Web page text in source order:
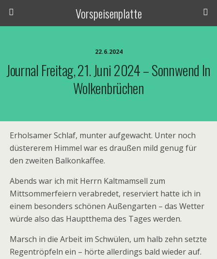
Vorspeisenplatte
22.6.2024
Journal Freitag, 21. Juni 2024 – Sonnwend In
Wolkenbrüchen
Erholsamer Schlaf, munter aufgewacht. Unter noch
düstererem Himmel war es draußen mild genug für
den zweiten Balkonkaffee.
Abends war ich mit Herrn Kaltmamsell zum
Mittsommerfeiern verabredet, reserviert hatte ich in
einem besonders schönen Außengarten – das Wetter
würde also das Hauptthema des Tages werden.
Marsch in die Arbeit im Schwülen, um halb zehn setzte
Regentröpfeln ein – hörte allerdings bald wieder auf.